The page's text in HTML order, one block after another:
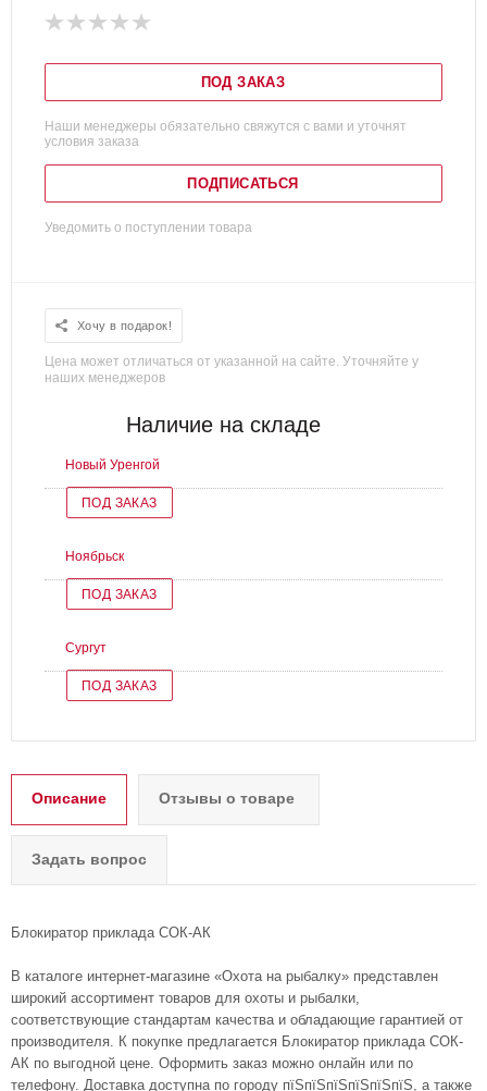
ПОД ЗАКАЗ
Наши менеджеры обязательно свяжутся с вами и уточнят
условия заказа
ПОДПИСАТЬСЯ
Уведомить о поступлении товара
Хочу в подарок!
Цена может отличаться от указанной на сайте. Уточняйте у
наших менеджеров
Наличие на складе
Новый Уренгой
ПОД ЗАКАЗ
Ноябрьск
ПОД ЗАКАЗ
Сургут
ПОД ЗАКАЗ
Описание Отзывы о товаре
Задать вопрос
Блокиратор приклада СОК-АК
В каталоге интернет-магазине «Охота на рыбалку» представлен
широкий ассортимент товаров для охоты и рыбалки,
соответствующие стандартам качества и обладающие гарантией от
производителя. К покупке предлагается Блокиратор приклада СОК-
АК по выгодной цене. Оформить заказ можно онлайн или по
телефону. Доставка доступна по городу пїЅпїЅпїЅпїЅпїЅпїЅ, а также